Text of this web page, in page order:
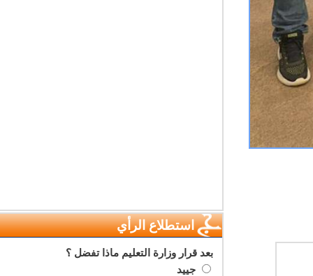
استطلاع الرأي
بعد قرار وزارة التعليم ماذا تفضل ؟
جييد